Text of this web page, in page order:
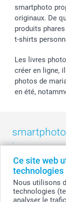
Ce site web
technologies
Nous utilisons
technologies
analyser le
Tous les
Statut de ma
smarfriends
smartgarantie
smartbonus
smartphoto
originaux. De
produits
t-shirts
Les livres
créer en ligne,
photos de
en été,
:
België - Belgique
- Nederland -
Switzerland -
Other Countries